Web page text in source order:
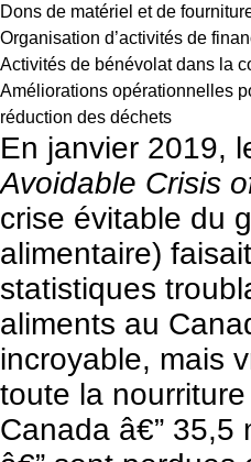
Dons de matériel et de
Organisation d’activités de
Activités de bénévolat dans la
Améliorations opérationnelles
réduction des déchets
En janvier 2019,
Avoidable Crisis
crise évitable du
alimentaire)
statistiques
aliments au
incroyable, mais
toute la
Canada â€” 35,5